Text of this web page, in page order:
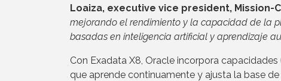
Loaiza, executive vice president,
mejorando el rendimiento y la capacidad de la
basadas en inteligencia artificial y aprendizaje
Con Exadata X8, Oracle incorpora
que aprende continuamente y ajusta la base